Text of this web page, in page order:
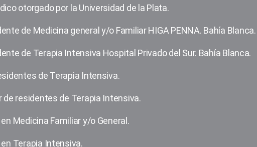
otorgado por la Universidad de la Plata.
de Medicina general y/o Familiar HIGA PENNA. Bahía Blanca.
de Terapia Intensiva Hospital Privado del Sur. Bahía Blanca.
de Terapia Intensiva.
de residentes de Terapia Intensiva.
Medicina Familiar y/o General.
Terapia Intensiva.